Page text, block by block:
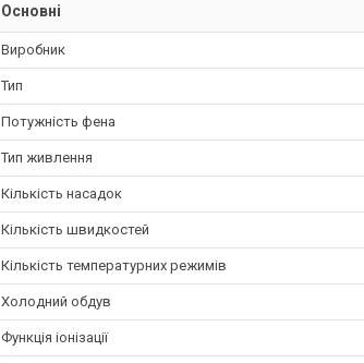
Основні
Виробник
Тип
Потужність фена
Тип живлення
Кількість насадок
Кількість швидкостей
Кількість температурних режимів
Холодний обдув
Функція іонізації